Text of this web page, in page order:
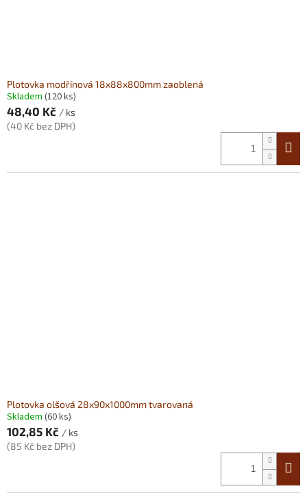
Plotovka modřínová 18x88x800mm zaoblená
Skladem (120 ks)
48,40 Kč / ks
(40 Kč bez DPH)
Plotovka olšová 28x90x1000mm tvarovaná
Skladem (60 ks)
102,85 Kč / ks
(85 Kč bez DPH)